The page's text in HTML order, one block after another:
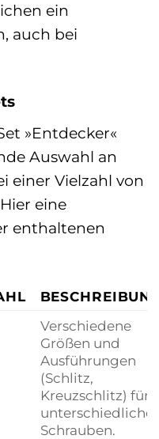
ein
auch bei
»Entdecker«
Auswahl an
einer Vielzahl von
eine
enthaltenen
Verschiedene
Größen und
Ausführungen
(Schlitz,
Kreuzschlitz) für
unterschiedliche
Schrauben.